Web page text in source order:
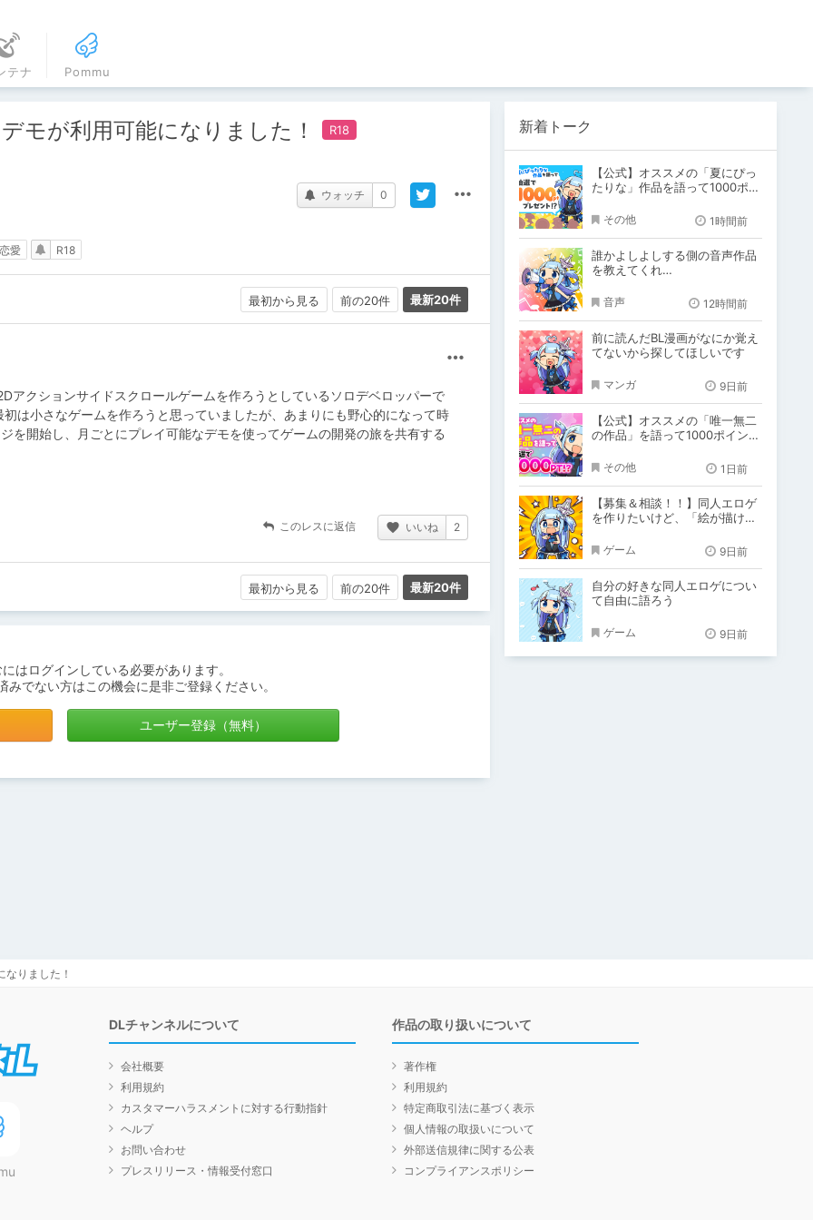
テナ Pommu
モが利用可能になりました！
ウォッチ 0
愛 R18
最初から見る 前の20件 最新20件
アクションサイドスクロールゲームを作ろうとしているソロデベロッパーで
は小さなゲームを作ろうと思っていましたが、あまりにも野心的になって時
を開始し、月ごとにプレイ可能なデモを使ってゲームの開発の旅を共有する
このレスに返信 いいね 2
最初から見る 前の20件 最新20件
はログインしている必要があります。
でない方はこの機会に是非ご登録ください。
ユーザー登録（無料）
新着トーク
【公式】オススメの「夏にぴっ
たりな」作品を語って1000ポイ
その他 1時間前
誰かよしよしする側の音声作品
を教えてくれ…
音声 12時間前
前に読んだBL漫画がなにか覚え
てないから探してほしいです
マンガ 9日前
【公式】オススメの「唯一無二
の作品」を語って1000ポイン
その他 1日前
【募集＆相談！！】同人エロゲ
を作りたいけど、「絵が描けな
い！」
ゲーム 9日前
自分の好きな同人エロゲについ
て自由に語ろう
ゲーム 9日前
りました！
DLチャンネルについて
会社概要
利用規約
カスタマーハラスメントに対する行動指針
ヘルプ
お問い合わせ
プレスリリース・情報受付窓口
作品の取り扱いについて
著作権
利用規約
特定商取引法に基づく表示
個人情報の取扱いについて
外部送信規律に関する公表
コンプライアンスポリシー